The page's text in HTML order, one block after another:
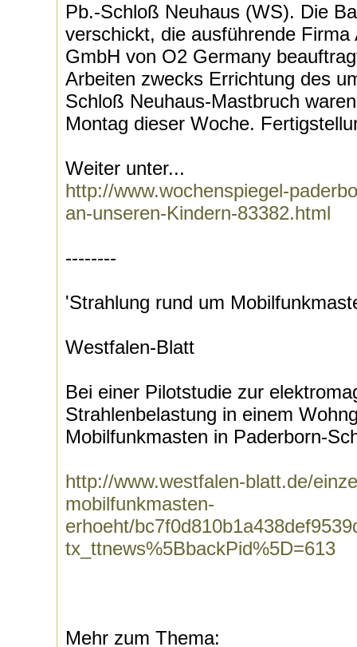
Pb.-Schloß Neuhaus (WS). Die
verschickt, die ausführende
GmbH von O2 Germany
Arbeiten zwecks Errichtung des
Schloß Neuhaus-Mastbruch
Montag dieser Woche.
Weiter unter...
http://www.wochenspiegel-
an-unseren-Kindern-83382.html
--------
'Strahlung rund um
Westfalen-Blatt
Bei einer Pilotstudie zur
Strahlenbelastung in einem
Mobilfunkmasten in Paderborn-
http://www.westfalen-blatt.de/
mobilfunkmasten-
erhoeht/
tx_ttnews%5BbackPid%5D=613
Mehr zum Thema: